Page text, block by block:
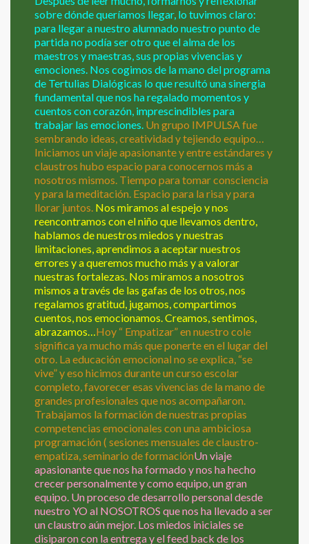
sobre dónde queríamos llegar, lo tuvimos claro:
para llegar a nuestro alumnado nuestro punto de
partida no podía ser otro que el alma de los
maestros y maestras, sus propias vivencias y
emociones. Nos cogimos de la mano del programa
de Tertulias Dialógicas lo que resultó una sinergia
fundamental que nos ha regalado momentos y
cuentos con corazón, imprescindibles para
trabajar las emociones. Un grupo IMPULSA fue
sembrando ideas, creatividad y tejiendo equipo…
Iniciamos un viaje apasionante y entre estándares y
claustros hubo espacio para conocernos más a
nosotros mismos. Tiempo para tomar consciencia
y para la meditación. Espacio para la risa y para
llorar juntos. Nos miramos al espejo y nos
reencontramos con el niño que llevamos dentro,
hablamos de nuestros miedos y nuestras
limitaciones, aprendimos a aceptar nuestros
errores y a queremos mucho más y a valorar
nuestras fortalezas. Nos miramos a nosotros
mismos a través de las gafas de los otros, nos
regalamos gratitud, jugamos, compartimos
cuentos, nos emocionamos. Creamos, sentimos,
abrazamos…Hoy “ Empatizar” en nuestro cole
significa ya mucho más que ponerte en el lugar del
otro. La educación emocional no se explica, “se
vive” y eso hicimos durante un curso escolar
completo, favorecer esas vivencias de la mano de
grandes profesionales que nos acompañaron.
Trabajamos la formación de nuestras propias
competencias emocionales con una ambiciosa
programación ( sesiones mensuales de claustro-
empatiza, seminario de formaciónUn viaje
apasionante que nos ha formado y nos ha hecho
crecer personalmente y como equipo, un gran
equipo. Un proceso de desarrollo personal desde
nuestro YO al NOSOTROS que nos ha llevado a ser
un claustro aún mejor. Los miedos iniciales se
disiparon con la entrega y el feed back de los